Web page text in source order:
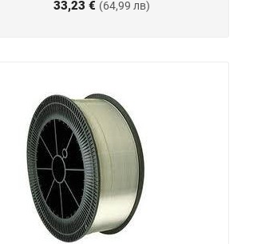
33,23 € (64,99 лв)